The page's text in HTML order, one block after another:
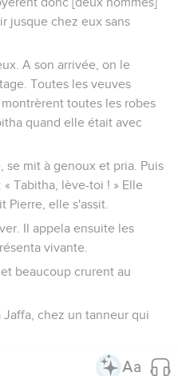
jusque chez eux sans
A son arrivée, on le
Toutes les veuves
toutes les robes
quand elle était avec
se mit à genoux et pria. Puis
Tabitha, lève-toi ! » Elle
Pierre, elle s'assit.
Il appela ensuite les
vivante.
beaucoup crurent au
chez un tanneur qui